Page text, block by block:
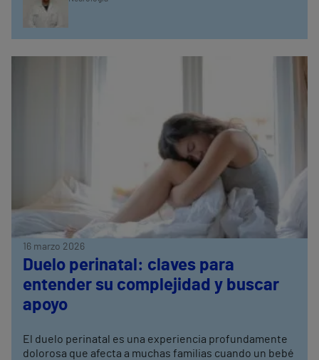
16 marzo 2026
Duelo perinatal: claves para
entender su complejidad y buscar
apoyo
El duelo perinatal es una experiencia profundamente
dolorosa que afecta a muchas familias cuando un bebé